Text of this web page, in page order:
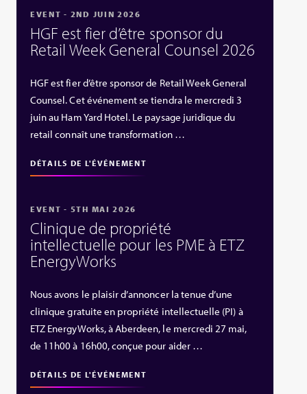
EVENT - 2ND JUIN 2026
HGF est fier d’être sponsor du
Retail Week General Counsel 2026
HGF est fier d’être sponsor de Retail Week General
Counsel. Cet événement se tiendra le mercredi 3
juin au Ham Yard Hotel. Le paysage juridique du
retail connaît une transformation …
DÉTAILS DE L'ÉVÉNEMENT
EVENT - 5TH MAI 2026
Clinique de propriété
intellectuelle pour les PME à ETZ
EnergyWorks
Nous avons le plaisir d’annoncer la tenue d’une
clinique gratuite en propriété intellectuelle (PI) à
ETZ EnergyWorks, à Aberdeen, le mercredi 27 mai,
de 11h00 à 16h00, conçue pour aider …
DÉTAILS DE L'ÉVÉNEMENT